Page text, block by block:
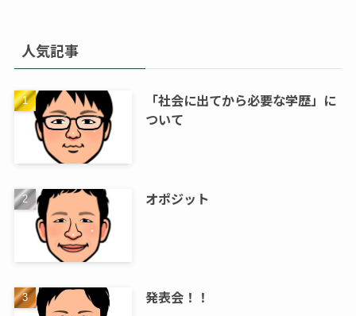
人気記事
「社会に出てから必要な学歴」に
ついて
オポジット
発表会！！